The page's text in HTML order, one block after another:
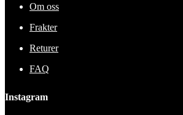
Om oss
Frakter
Returer
FAQ
Instagram